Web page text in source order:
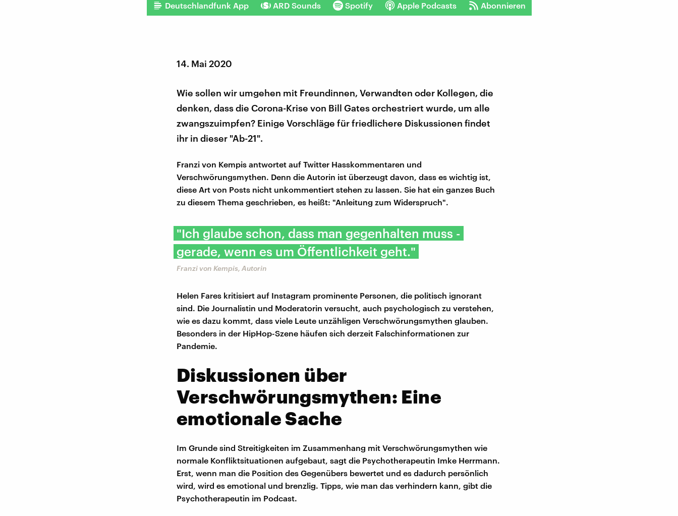
Deutschlandfunk App ARD Sounds Spotify Apple Podcasts Abonnieren
14. Mai 2020
Wie sollen wir umgehen mit Freundinnen, Verwandten oder Kollegen, die
denken, dass die Corona-Krise von Bill Gates orchestriert wurde, um alle
zwangszuimpfen? Einige Vorschläge für friedlichere Diskussionen findet
ihr in dieser "Ab-21".
Franzi von Kempis antwortet auf Twitter Hasskommentaren und
Verschwörungsmythen. Denn die Autorin ist überzeugt davon, dass es wichtig ist,
diese Art von Posts nicht unkommentiert stehen zu lassen. Sie hat ein ganzes Buch
zu diesem Thema geschrieben, es heißt: "Anleitung zum Widerspruch".
"Ich glaube schon, dass man gegenhalten muss -
gerade, wenn es um Öffentlichkeit geht."
Franzi von Kempis, Autorin
Helen Fares kritisiert auf Instagram prominente Personen, die politisch ignorant
sind. Die Journalistin und Moderatorin versucht, auch psychologisch zu verstehen,
wie es dazu kommt, dass viele Leute unzähligen Verschwörungsmythen glauben.
Besonders in der HipHop-Szene häufen sich derzeit Falschinformationen zur
Pandemie.
Diskussionen über
Verschwörungsmythen: Eine
emotionale Sache
Im Grunde sind Streitigkeiten im Zusammenhang mit Verschwörungsmythen wie
normale Konfliktsituationen aufgebaut, sagt die Psychotherapeutin Imke Herrmann.
Erst, wenn man die Position des Gegenübers bewertet und es dadurch persönlich
wird, wird es emotional und brenzlig. Tipps, wie man das verhindern kann, gibt die
Psychotherapeutin im Podcast.